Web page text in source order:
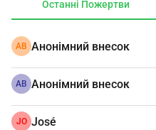
цього збору повністю
тут:
https://drive.google.com/
HmOIQ6auo-gy7/
вашу підтримку!
Останні Пожертви
АВ Анонімний внесок
АВ Анонімний внесок
JO José